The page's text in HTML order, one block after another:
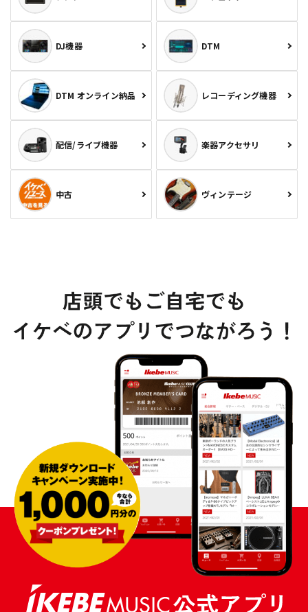
DJ機器 DTM
DTM オンライン納品 レコーディング機器
配信/ライブ機器 楽器アクセサリ
中古 ヴィンテージ